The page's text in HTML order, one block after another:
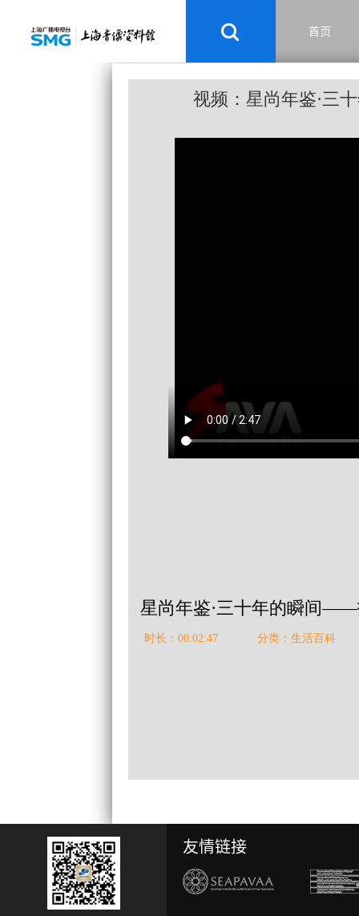
首页
视频：星尚年鉴·三
星尚年鉴·三十年的瞬间
时长：00:02:47 分类：生活百科
友情链接